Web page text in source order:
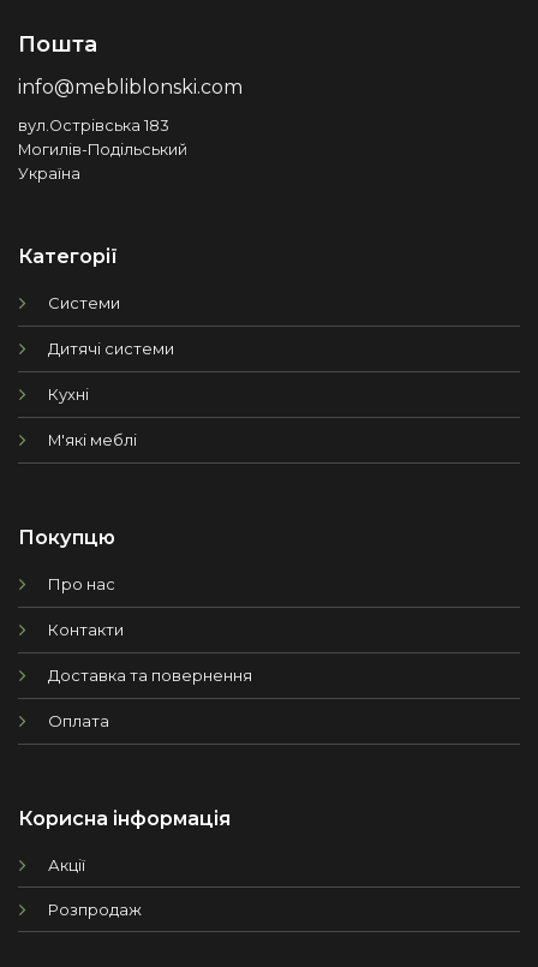
Пошта
info@mebliblonski.com
вул.Острівська 183
Могилів-Подільський
Україна
Категорії
Системи
Дитячі системи
Кухні
М'які меблі
Покупцю
Про нас
Контакти
Доставка та повернення
Оплата
Корисна інформація
Акції
Розпродаж